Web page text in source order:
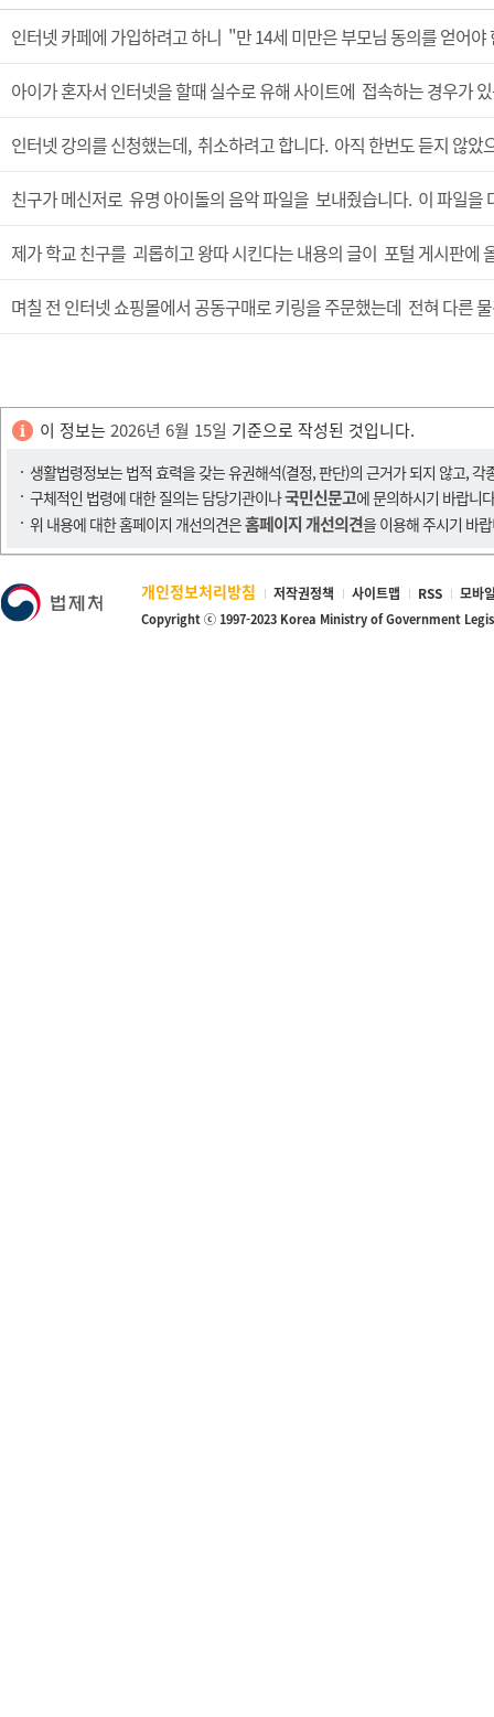
인터넷 카페에 가입하려고 하니 "만 14세 미만은 부모님 동의를 얻어
아이가 혼자서 인터넷을 할때 실수로 유해 사이트에 접속하는 경우가
인터넷 강의를 신청했는데, 취소하려고 합니다. 아직 한번도 듣지 않았
친구가 메신저로 유명 아이돌의 음악 파일을 보내줬습니다. 이 파일을
제가 학교 친구를 괴롭히고 왕따 시킨다는 내용의 글이 포털 게시판
며칠 전 인터넷 쇼핑몰에서 공동구매로 키링을 주문했는데 전혀 다른
이 정보는 2026년 6월 15일 기준으로 작성된 것입니다.
생활법령정보는 법적 효력을 갖는 유권해석(결정, 판단)의 근거가 되지 않고,
구체적인 법령에 대한 질의는 담당기관이나국민신문고에 문의하시기 바랍니
위 내용에 대한 홈페이지 개선의견은홈페이지 개선의견을 이용해 주시기 바
개인정보처리방침 저작권정책 사이트맵 RSS 모바
Copyright ⓒ 1997-2023 Korea Ministry of Government